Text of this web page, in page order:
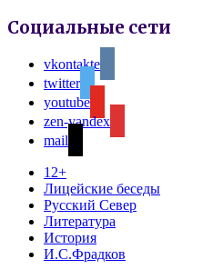
Социальные сети
vkontakte
twitter
youtube
zen-yandex
mail
12+
Лицейские беседы
Русский Север
Литература
История
И.С.Фрадков